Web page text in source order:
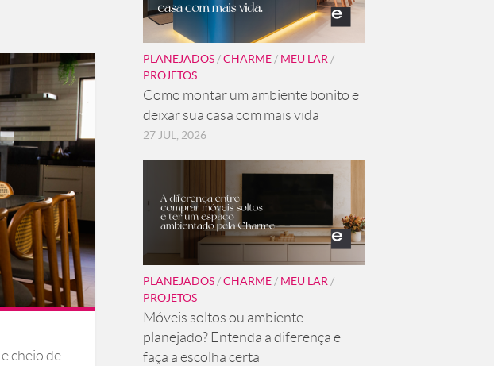
cheio de
PLANEJADOS /CHARME / MEU LAR /
PROJETOS
Como montar um ambiente bonito e
deixar sua casa com mais vida
27 JUL, 2026
PLANEJADOS /CHARME / MEU LAR /
PROJETOS
Móveis soltos ou ambiente
planejado? Entenda a diferença e
faça a escolha certa